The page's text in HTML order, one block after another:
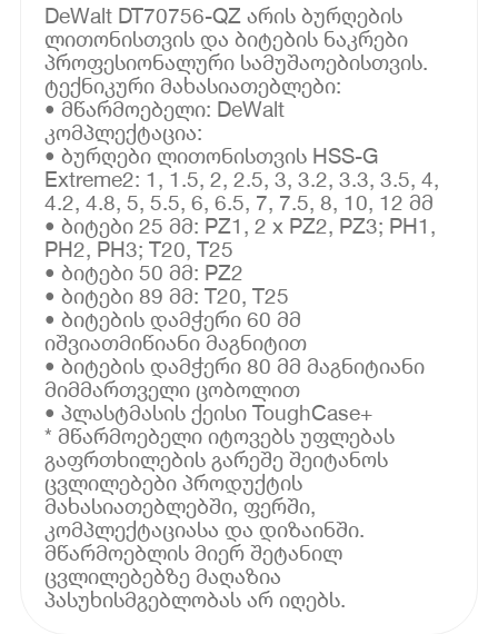
DeWalt DT70756-QZ არის ბურღების
ლითონისთვის და ბიტების ნაკრები
პროფესიონალური სამუშაოებისთვის.
ტექნიკური მახასიათებლები:
• მწარმოებელი: DeWalt
კომპლექტაცია:
• ბურღები ლითონისთვის HSS-G
Extreme2: 1, 1.5, 2, 2.5, 3, 3.2, 3.3, 3.5, 4,
4.2, 4.8, 5, 5.5, 6, 6.5, 7, 7.5, 8, 10, 12 მმ
• ბიტები 25 მმ: PZ1, 2 x PZ2, PZ3; PH1,
PH2, PH3; T20, T25
• ბიტები 50 მმ: PZ2
• ბიტები 89 მმ: T20, T25
• ბიტების დამჭერი 60 მმ
იშვიათმიწიანი მაგნიტით
• ბიტების დამჭერი 80 მმ მაგნიტიანი
მიმმართველი ცობოლით
• პლასტმასის ქეისი ToughCase+
* მწარმოებელი იტოვებს უფლებას
გაფრთხილების გარეშე შეიტანოს
ცვლილებები პროდუქტის
მახასიათებლებში, ფერში,
კომპლექტაციასა და დიზაინში.
მწარმოებლის მიერ შეტანილ
ცვლილებებზე მაღაზია
პასუხისმგებლობას არ იღებს.